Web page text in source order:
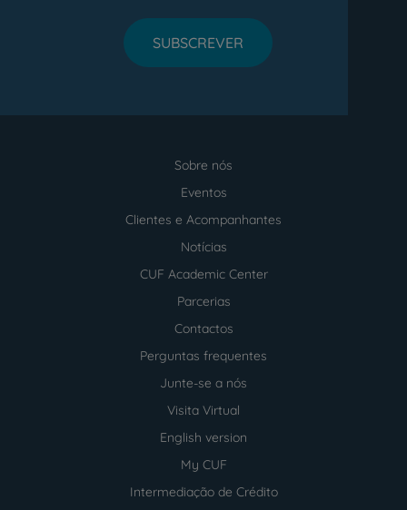
SUBSCREVER
Sobre nós
Eventos
Clientes e Acompanhantes
Notícias
CUF Academic Center
Parcerias
Contactos
Perguntas frequentes
Junte-se a nós
Visita Virtual
English version
My CUF
Intermediação de Crédito